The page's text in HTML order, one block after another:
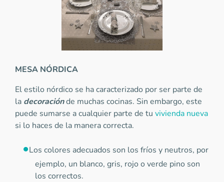
MESA NÓRDICA
El estilo nórdico se ha caracterizado por ser parte de
la decoraciónde muchas cocinas. Sin embargo, este
puede sumarse a cualquier parte de tu vivienda nueva
si lo haces de la manera correcta.
Los colores adecuados son los fríos y neutros, por
ejemplo, un blanco, gris, rojo o verde pino son
los correctos.